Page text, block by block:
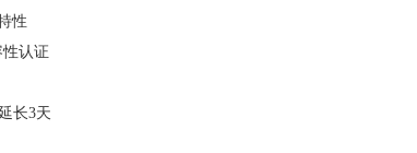
性
性认证
长3天